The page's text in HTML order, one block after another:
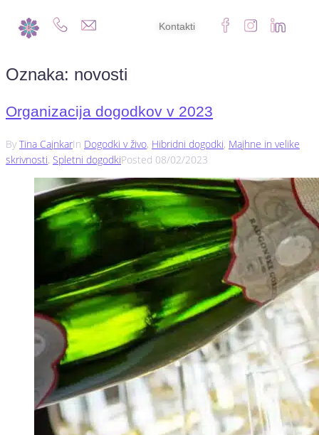
Kontakti
Oznaka: novosti
Organizacija dogodkov v 2023
By Tina CajnkarIn Dogodki v živo, Hibridni dogodki, Majhne in velike
skrivnosti, Spletni dogodkiPosted 08/02/2023